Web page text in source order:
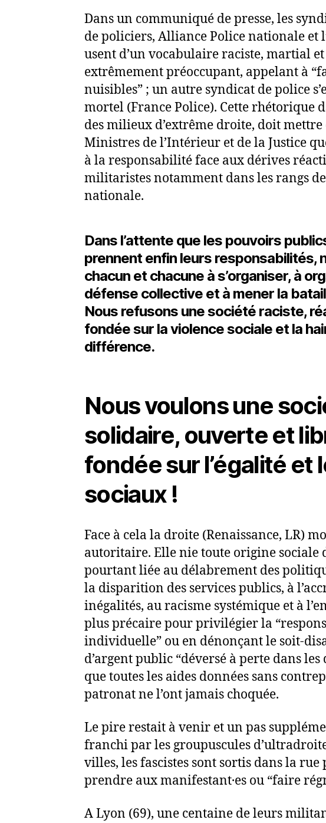
Dans un communiqué de presse, les
de policiers, Alliance Police nationale et
usent d’un vocabulaire raciste, martial et
extrêmement préoccupant, appelant à
nuisibles” ; un autre syndicat de police
mortel (France Police). Cette rhétorique
des milieux d’extrême droite, doit mettre
Ministres de l’Intérieur et de la Justice
à la responsabilité face aux dérives
militaristes notamment dans les rangs
nationale.
Dans l’attente que les pouvoirs
prennent enfin leurs responsabilités,
chacun et chacune à s’organiser, à
défense collective et à mener la
Nous refusons une société raciste,
fondée sur la violence sociale et la
différence.
Nous voulons une
solidaire, ouverte et
fondée sur l’égalité et
sociaux !
Face à cela la droite (Renaissance, LR)
autoritaire. Elle nie toute origine sociale
pourtant liée au délabrement des
la disparition des services publics, à
inégalités, au racisme systémique et à
plus précaire pour privilégier la
individuelle” ou en dénonçant le soit-
d’argent public “déversé à perte dans
que toutes les aides données sans
patronat ne l’ont jamais choquée.
Le pire restait à venir et un pas
franchi par les groupuscules
villes, les fascistes sont sortis dans la rue
prendre aux manifestant·es ou “faire
A Lyon (69), une centaine de leurs